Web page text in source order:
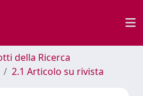
della Ricerca
2.1 Articolo su rivista